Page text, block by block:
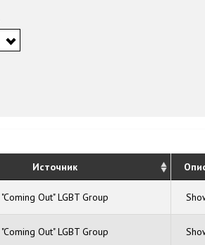
Источник
"Coming Out" LGBT Group
"Coming Out" LGBT Group